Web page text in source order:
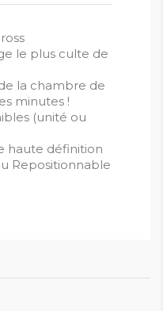
le plus culte de
la chambre de
minutes !
(unité ou
haute définition
Repositionnable